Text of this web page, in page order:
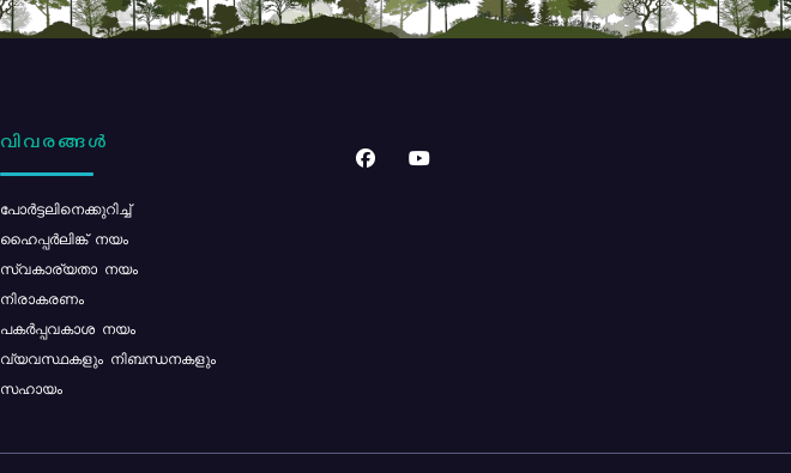
വിവരങ്ങൾ
പോര്‍ട്ടലിനെക്കുറിച്ച്
ഹൈപ്പർലിങ്ക് നയം
സ്വകാര്യതാ നയം
നിരാകരണം
പകർപ്പവകാശ നയം
വ്യവസ്ഥകളും നിബന്ധനകളും
സഹായം